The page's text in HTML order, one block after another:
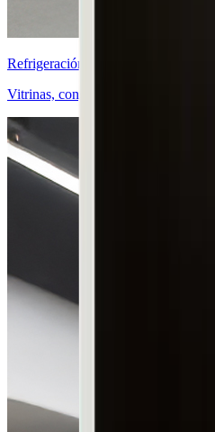
Refrigeración Comercial
Vitrinas, congeladores y cámaras frías